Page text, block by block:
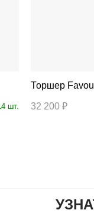
шт. 32 200 ₽